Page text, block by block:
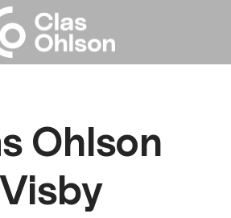
Ohlson
Visby